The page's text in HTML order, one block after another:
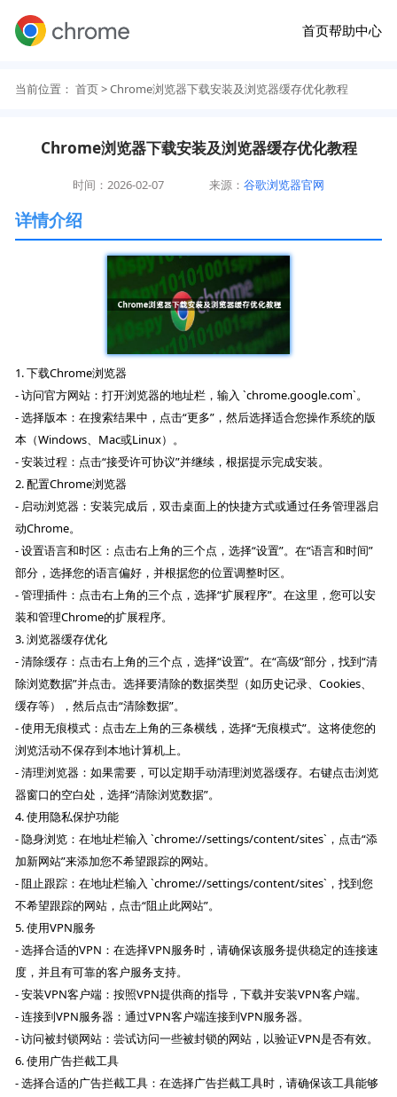
首页帮助中心
当前位置： 首页> Chrome浏览器下载安装及浏览器缓存优化教程
Chrome浏览器下载安装及浏览器缓存优化教程
时间：2026-02-07 来源：谷歌浏览器官网
详情介绍
1. 下载Chrome浏览器
- 访问官方网站：打开浏览器的地址栏，输入 `chrome.google.com`。
- 选择版本：在搜索结果中，点击“更多”，然后选择适合您操作系统的版
本（Windows、Mac或Linux）。
- 安装过程：点击“接受许可协议”并继续，根据提示完成安装。
2. 配置Chrome浏览器
- 启动浏览器：安装完成后，双击桌面上的快捷方式或通过任务管理器启
动Chrome。
- 设置语言和时区：点击右上角的三个点，选择“设置”。在“语言和时间”
部分，选择您的语言偏好，并根据您的位置调整时区。
- 管理插件：点击右上角的三个点，选择“扩展程序”。在这里，您可以安
装和管理Chrome的扩展程序。
3. 浏览器缓存优化
- 清除缓存：点击右上角的三个点，选择“设置”。在“高级”部分，找到“清
除浏览数据”并点击。选择要清除的数据类型（如历史记录、Cookies、
缓存等），然后点击“清除数据”。
- 使用无痕模式：点击左上角的三条横线，选择“无痕模式”。这将使您的
浏览活动不保存到本地计算机上。
- 清理浏览器：如果需要，可以定期手动清理浏览器缓存。右键点击浏览
器窗口的空白处，选择“清除浏览数据”。
4. 使用隐私保护功能
- 隐身浏览：在地址栏输入 `chrome://settings/content/sites`，点击“添
加新网站”来添加您不希望跟踪的网站。
- 阻止跟踪：在地址栏输入 `chrome://settings/content/sites`，找到您
不希望跟踪的网站，点击“阻止此网站”。
5. 使用VPN服务
- 选择合适的VPN：在选择VPN服务时，请确保该服务提供稳定的连接速
度，并且有可靠的客户服务支持。
- 安装VPN客户端：按照VPN提供商的指导，下载并安装VPN客户端。
- 连接到VPN服务器：通过VPN客户端连接到VPN服务器。
- 访问被封锁网站：尝试访问一些被封锁的网站，以验证VPN是否有效。
6. 使用广告拦截工具
- 选择合适的广告拦截工具：在选择广告拦截工具时，请确保该工具能够